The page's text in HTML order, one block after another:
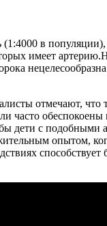
в
имеет
отмечают, что
часто
дети с подобными
опытом,